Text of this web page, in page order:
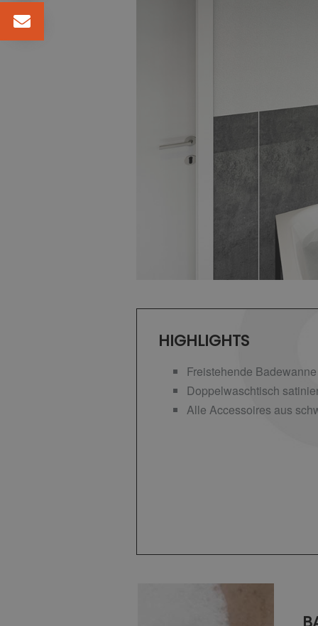
HIGHLIGHTS
Freistehende
Doppelwaschtisch
Alle Accessoires aus